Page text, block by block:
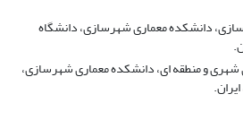
دانشکده معماری شهرسازی، دانشگاه
و منطقه ای، دانشکده معماری شهرسازی،